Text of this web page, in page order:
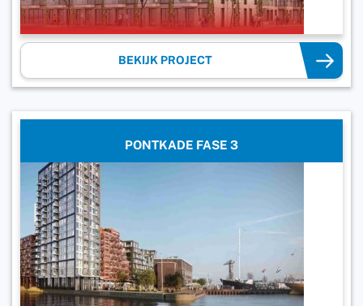
BEKIJK PROJECT
PONTKADE FASE 3